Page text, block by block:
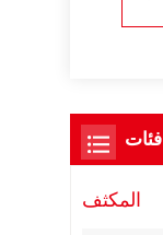
فئات
المكثف